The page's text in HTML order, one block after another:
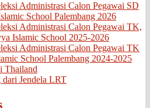
Administrasi Calon Pegawai SD
School Palembang 2026
Administrasi Calon Pegawai TK,
Islamic School 2025-2026
Administrasi Calon Pegawai TK
School Palembang 2024-2025
Thailand
dari Jendela LRT